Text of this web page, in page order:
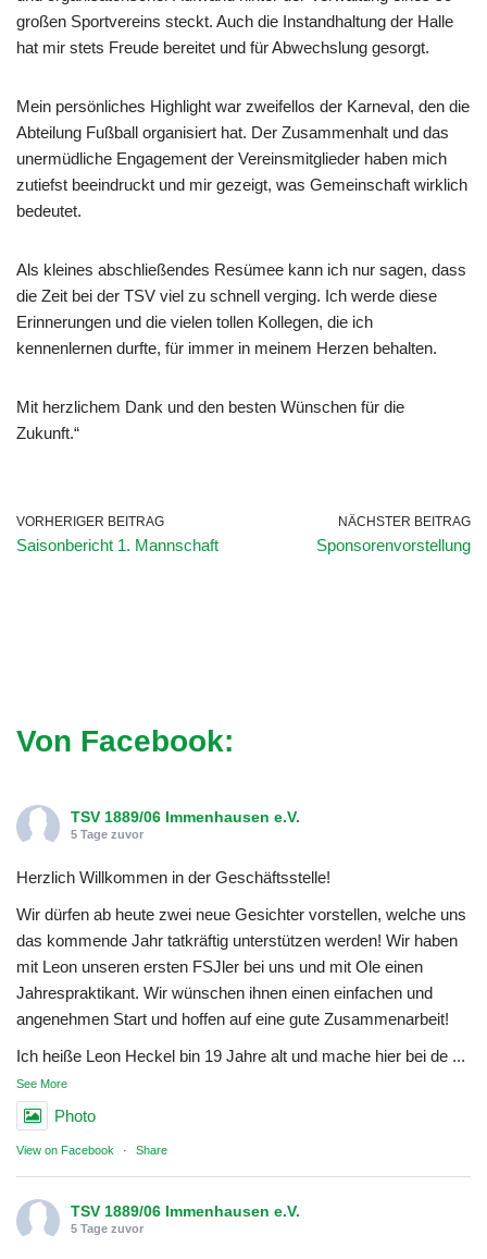
großen Sportvereins steckt. Auch die Instandhaltung der Halle
hat mir stets Freude bereitet und für Abwechslung gesorgt.
Mein persönliches Highlight war zweifellos der Karneval, den die
Abteilung Fußball organisiert hat. Der Zusammenhalt und das
unermüdliche Engagement der Vereinsmitglieder haben mich
zutiefst beeindruckt und mir gezeigt, was Gemeinschaft wirklich
bedeutet.
Als kleines abschließendes Resümee kann ich nur sagen, dass
die Zeit bei der TSV viel zu schnell verging. Ich werde diese
Erinnerungen und die vielen tollen Kollegen, die ich
kennenlernen durfte, für immer in meinem Herzen behalten.
Mit herzlichem Dank und den besten Wünschen für die
Zukunft.“
VORHERIGER BEITRAG
Saisonbericht 1. Mannschaft
NÄCHSTER BEITRAG
Sponsorenvorstellung
Von Facebook:
TSV 1889/06 Immenhausen e.V.
5 Tage zuvor
Herzlich Willkommen in der Geschäftsstelle!
Wir dürfen ab heute zwei neue Gesichter vorstellen, welche uns
das kommende Jahr tatkräftig unterstützen werden! Wir haben
mit Leon unseren ersten FSJler bei uns und mit Ole einen
Jahrespraktikant. Wir wünschen ihnen einen einfachen und
angenehmen Start und hoffen auf eine gute Zusammenarbeit!
Ich heiße Leon Heckel bin 19 Jahre alt und mache hier bei de ...
See More
Photo
View on Facebook · Share
TSV 1889/06 Immenhausen e.V.
5 Tage zuvor